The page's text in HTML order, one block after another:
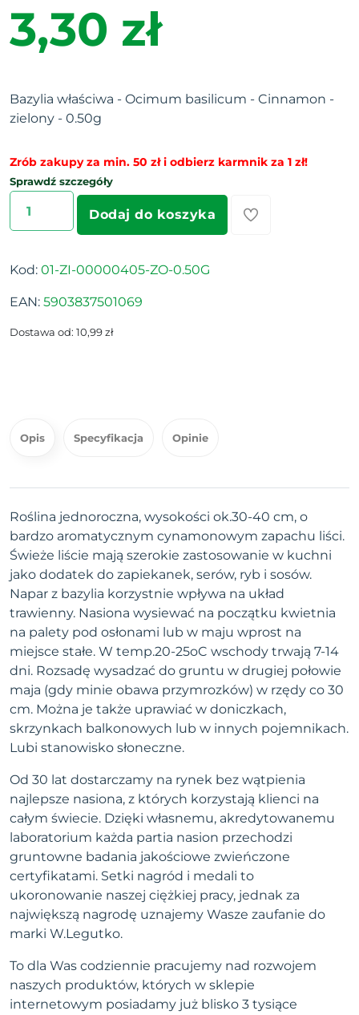
3,30 zł
Bazylia właściwa - Ocimum basilicum - Cinnamon -
zielony - 0.50g
Zrób zakupy za min. 50 zł i odbierz karmnik za 1 zł!
Sprawdź szczegóły
Dodaj do koszyka
Kod: 01-ZI-00000405-ZO-0.50G
EAN: 5903837501069
Dostawa od: 10,99 zł
Opis Specyfikacja Opinie
Roślina jednoroczna, wysokości ok.30-40 cm, o
bardzo aromatycznym cynamonowym zapachu liści.
Świeże liście mają szerokie zastosowanie w kuchni
jako dodatek do zapiekanek, serów, ryb i sosów.
Napar z bazylia korzystnie wpływa na układ
trawienny. Nasiona wysiewać na początku kwietnia
na palety pod osłonami lub w maju wprost na
miejsce stałe. W temp.20-25oC wschody trwają 7-14
dni. Rozsadę wysadzać do gruntu w drugiej połowie
maja (gdy minie obawa przymrozków) w rzędy co 30
cm. Można je także uprawiać w doniczkach,
skrzynkach balkonowych lub w innych pojemnikach.
Lubi stanowisko słoneczne.
Od 30 lat dostarczamy na rynek bez wątpienia
najlepsze nasiona, z których korzystają klienci na
całym świecie. Dzięki własnemu, akredytowanemu
laboratorium każda partia nasion przechodzi
gruntowne badania jakościowe zwieńczone
certyfikatami. Setki nagród i medali to
ukoronowanie naszej ciężkiej pracy, jednak za
największą nagrodę uznajemy Wasze zaufanie do
marki W.Legutko.
To dla Was codziennie pracujemy nad rozwojem
naszych produktów, których w sklepie
internetowym posiadamy już blisko 3 tysiące